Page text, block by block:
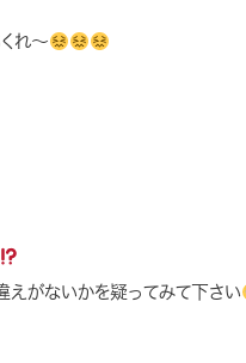
れ〜
がないかを疑ってみて下さい